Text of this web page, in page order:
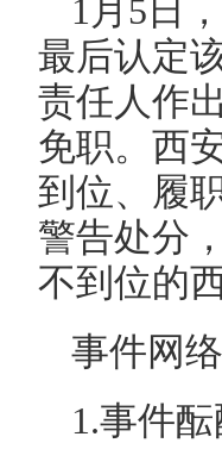
1月5日
最后认定
责任人作
免职。西
到位、履
警告处分
不到位的
事件网
1.事件